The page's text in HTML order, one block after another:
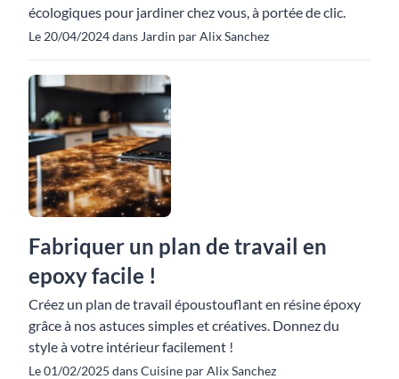
écologiques pour jardiner chez vous, à portée de clic.
Le 20/04/2024 dans Jardin par Alix Sanchez
Fabriquer un plan de travail en
epoxy facile !
Créez un plan de travail époustouflant en résine époxy
grâce à nos astuces simples et créatives. Donnez du
style à votre intérieur facilement !
Le 01/02/2025 dans Cuisine par Alix Sanchez